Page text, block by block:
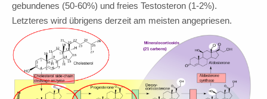
gebundenes (50-60%) und freies Testosteron (1-2%).
Letzteres wird übrigens derzeit am meisten angepriesen.